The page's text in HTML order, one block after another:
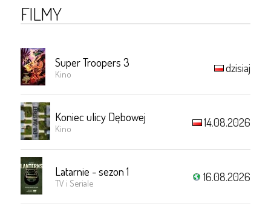
FILMY
Super Troopers 3
Kino dzisiaj
Koniec ulicy Dębowej
Kino 14.08.2026
Latarnie - sezon 1
TV i Seriale 16.08.2026